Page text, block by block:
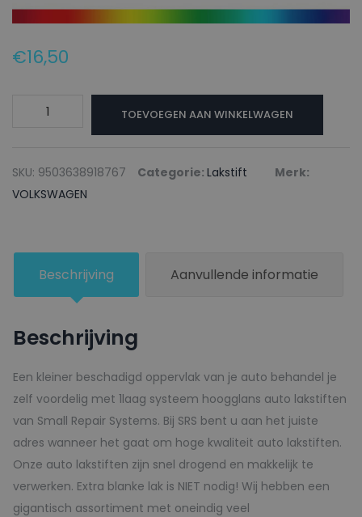
€16,50
VOLKSWAGEN
BAMBUSGARDEN
GREEN
aantal
TOEVOEGEN AAN WINKELWAGEN
SKU: 9503638918767 Categorie: Lakstift
Merk:
VOLKSWAGEN
Beschrijving Aanvullende informatie
Beschrijving
Een kleiner beschadigd oppervlak van je auto behandel je
zelf voordelig met 1laag systeem hoogglans auto lakstiften
van Small Repair Systems. Bij SRS bent u aan het juiste
adres wanneer het gaat om hoge kwaliteit auto lakstiften.
Onze auto lakstiften zijn snel drogend en makkelijk te
verwerken. Extra blanke lak is NIET nodig! Wij hebben een
gigantisch assortiment met oneindig veel